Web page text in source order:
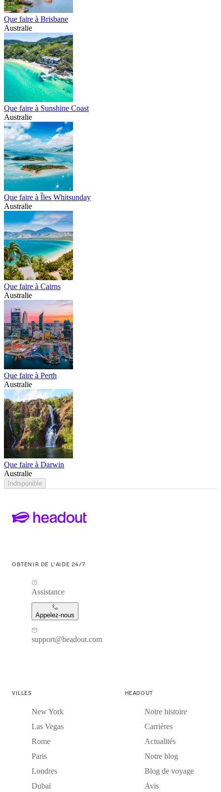
Que faire à Brisbane
Australie
Que faire à Sunshine Coast
Australie
Que faire à Îles Whitsunday
Australie
Que faire à Cairns
Australie
Que faire à Perth
Australie
Que faire à Darwin
Australie
Indisponible
OBTENIR DE L'AIDE 24/7
Assistance
Appelez-nous
support@headout.com
VILLES
New York
Las Vegas
Rome
Paris
Londres
Dubaï
HEADOUT
Notre histoire
Carrières
Actualités
Notre blog
Blog de voyage
Avis